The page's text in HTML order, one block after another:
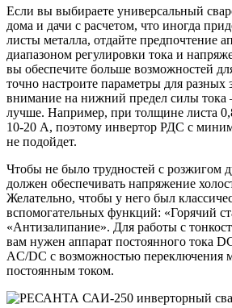
Если вы выбираете универсальный
дома и дачи с расчетом, что иногда
листы металла, отдайте предпочтение
диапазоном регулировки тока и
вы обеспечите больше возможностей
точно настроите параметры для разных
внимание на нижний предел силы
лучше. Например, при толщине листа
10-20 А, поэтому инвертор РДС с
не подойдет.
Чтобы не было трудностей с розжигом
должен обеспечивать напряжение
Желательно, чтобы у него был
вспомогательных функций: «Горячий
«Антизалипание». Для работы с
вам нужен аппарат постоянного тока
AC/DC с возможностью переключения
постоянным током.